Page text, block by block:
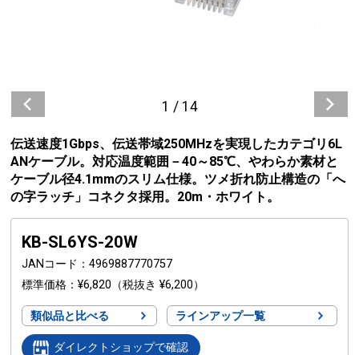
1 / 14
伝送速度1Gbps、伝送帯域250MHzを実現したカテゴリ6L
ANケーブル。対応温度範囲－40～85℃、やわらか素材と
ケーブル径4.1mmのスリム仕様。ツメ折れ防止構造の「へ
の字ラッチ」コネクタ採用。20m・ホワイト。
KB-SL6YS-20W
JANコード
4969887770757
標準価格
¥6,820 （税抜き ¥6,200）
類似品と比べる ラインアップ一覧
ダイレクトショップで確認